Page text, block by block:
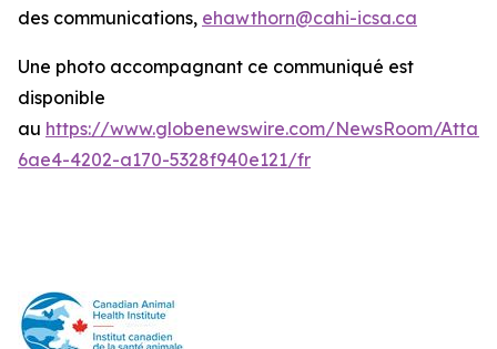
des communications, ehawthorn@cahi-icsa.ca
Une photo accompagnant ce communiqué est
disponible
au https://www.globenewswire.com/NewsRoom/
6ae4-4202-a170-5328f940e121/fr